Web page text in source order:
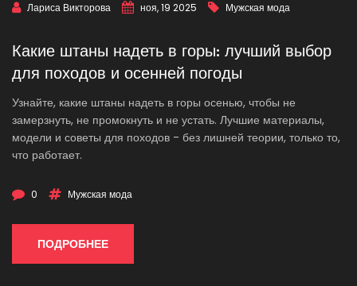
Лариса Викторова ноя, 19 2025 Мужская мода
Какие штаны надеть в горы: лучший выбор
для походов и осенней погоды
Узнайте, какие штаны надеть в горы осенью, чтобы не
замерзнуть, не промокнуть и не устать. Лучшие материалы,
модели и советы для походов - без лишней теории, только то,
что работает.
0 Мужская мода
ПОДРОБНЕЕ